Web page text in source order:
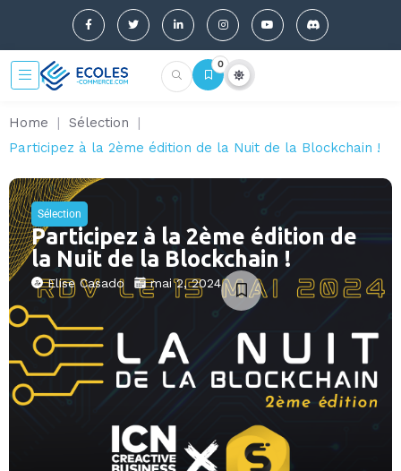
0
Home | Sélection
|
Participez à la 2ème édition de la Nuit de la Blockchain !
Sélection
Participez à la 2ème édition de
la Nuit de la Blockchain !
Elise Casado mai 2, 2024